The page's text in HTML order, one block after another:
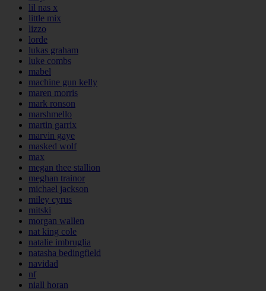
lil nas x
little mix
lizzo
lorde
lukas graham
luke combs
mabel
machine gun kelly
maren morris
mark ronson
marshmello
martin garrix
marvin gaye
masked wolf
max
megan thee stallion
meghan trainor
michael jackson
miley cyrus
mitski
morgan wallen
nat king cole
natalie imbruglia
natasha bedingfield
navidad
nf
niall horan